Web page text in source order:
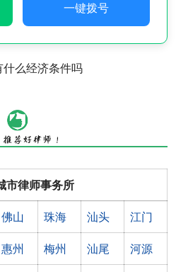
一键拨号
么经济条件吗
市律师事务所
佛山 珠海 汕头 江门
惠州 梅州 汕尾 河源